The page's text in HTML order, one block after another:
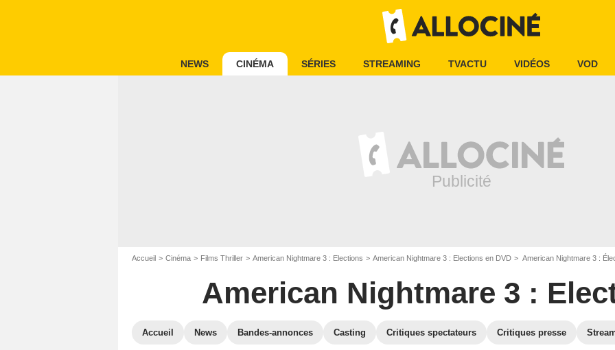
NEWS CINÉMA SÉRIES STREAMING TVACTU VIDÉOS VOD
Accueil Cinéma Films Thriller American Nightmare 3 : Elections American Nightmare 3 : Elections en DVD American Nightmare 3 :
American Nightmare 3 :
Accueil News Bandes-annonces Casting Critiques spectateurs Critiques presse